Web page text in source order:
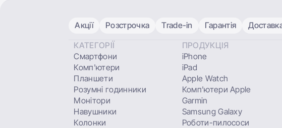
Акції Розстрочка Trade-in Гарантія
КАТЕГОРІЇ
Смартфони
Комп'ютери
Планшети
Розумні годинники
Монітори
Навушники
Колонки
ПРОДУКЦІЯ
iPhone
iPad
Apple Watch
Комп'ютери Apple
Garmin
Samsung Galaxy
Роботи-пилососи